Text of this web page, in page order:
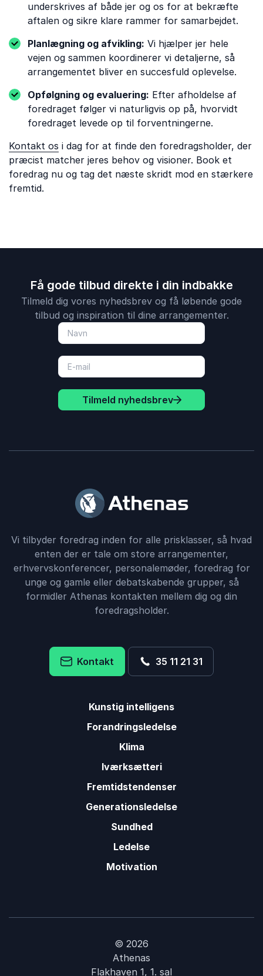
underskrives af både jer og os for at bekræfte
aftalen og sikre klare rammer for samarbejdet.
Planlægning og afvikling: Vi hjælper jer hele
vejen og sammen koordinerer vi detaljerne, så
arrangementet bliver en succesfuld oplevelse.
Opfølgning og evaluering: Efter afholdelse af
foredraget følger vi naturligvis op på, hvorvidt
foredraget levede op til forventningerne.
Kontakt os i dag for at finde den foredragsholder, der
præcist matcher jeres behov og visioner. Book et
foredrag nu og tag det næste skridt mod en stærkere
fremtid.
Få gode tilbud direkte i din indbakke
Tilmeld dig vores nyhedsbrev og få løbende gode
tilbud og inspiration til dine arrangementer.
Tilmeld nyhedsbrev
Vi tilbyder foredrag inden for alle prisklasser, så hvad
enten der er tale om store arrangementer,
erhvervskonferencer, personalemøder, foredrag for
unge og gamle eller debatskabende grupper, så
formidler Athenas kontakten mellem dig og din
foredragsholder.
Kontakt 35 11 21 31
Kunstig intelligens
Forandringsledelse
Klima
Iværksætteri
Fremtidstendenser
Generationsledelse
Sundhed
Ledelse
Motivation
© 2026
Athenas
Flakhaven 1, 1. sal